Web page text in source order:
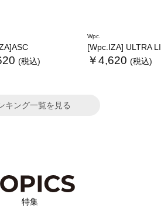
(税込)
Wpc.
[Wpc.IZA] ULTRA
￥4,620 (税込)
キング一覧を見る
特集